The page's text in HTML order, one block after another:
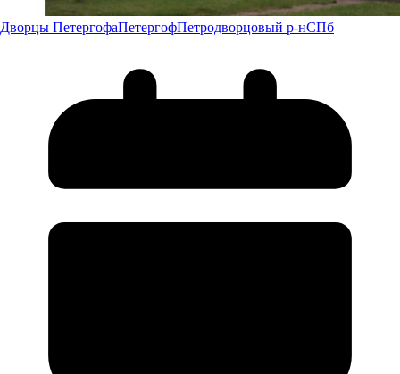
Дворцы ПетергофаПетергофПетродворцовый р-нСПб